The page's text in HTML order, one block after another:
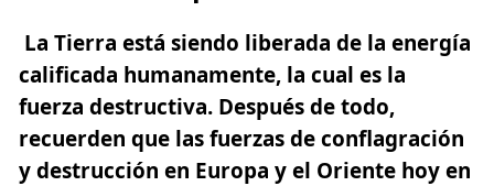
La Tierra está siendo liberada de la energía
calificada humanamente, la cual es la
fuerza destructiva. Después de todo,
recuerden que las fuerzas de conflagración
y destrucción en Europa y el Oriente hoy en